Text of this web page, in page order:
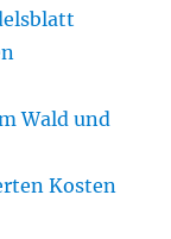
Wald und
Kosten